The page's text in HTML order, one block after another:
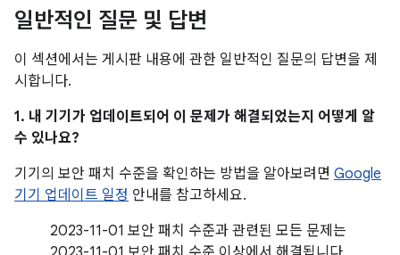
일반적인 질문 및 답변
이 섹션에서는 게시판 내용에 관한 일반적인 질문의 답변을 제
시합니다.
1. 내 기기가 업데이트되어 이 문제가 해결되었는지 어떻게 알
수 있나요?
기기의 보안 패치 수준을 확인하는 방법을 알아보려면 Google
기기 업데이트 일정 안내를 참고하세요.
2023-11-01 보안 패치 수준과 관련된 모든 문제는